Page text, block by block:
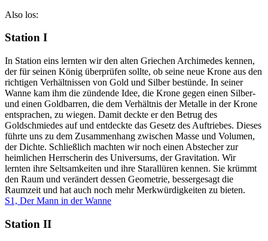
Also los:
Station I
In Station eins lernten wir den alten Griechen Archimedes kennen,
der für seinen König überprüfen sollte, ob seine neue Krone aus den
richtigen Verhältnissen von Gold und Silber bestünde. In seiner
Wanne kam ihm die zündende Idee, die Krone gegen einen Silber-
und einen Goldbarren, die dem Verhältnis der Metalle in der Krone
entsprachen, zu wiegen. Damit deckte er den Betrug des
Goldschmiedes auf und entdeckte das Gesetz des Auftriebes. Dieses
führte uns zu dem Zusammenhang zwischen Masse und Volumen,
der Dichte. Schließlich machten wir noch einen Abstecher zur
heimlichen Herrscherin des Universums, der Gravitation. Wir
lernten ihre Seltsamkeiten und ihre Starallüren kennen. Sie krümmt
den Raum und verändert dessen Geometrie, bessergesagt die
Raumzeit und hat auch noch mehr Merkwürdigkeiten zu bieten.
S1, Der Mann in der Wanne
Station II